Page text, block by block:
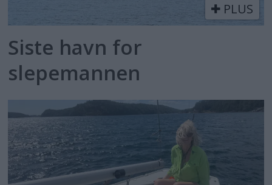
PLUS
Siste havn for
slepemannen